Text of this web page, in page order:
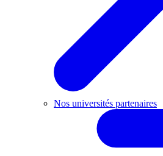
Nos universités partenaires